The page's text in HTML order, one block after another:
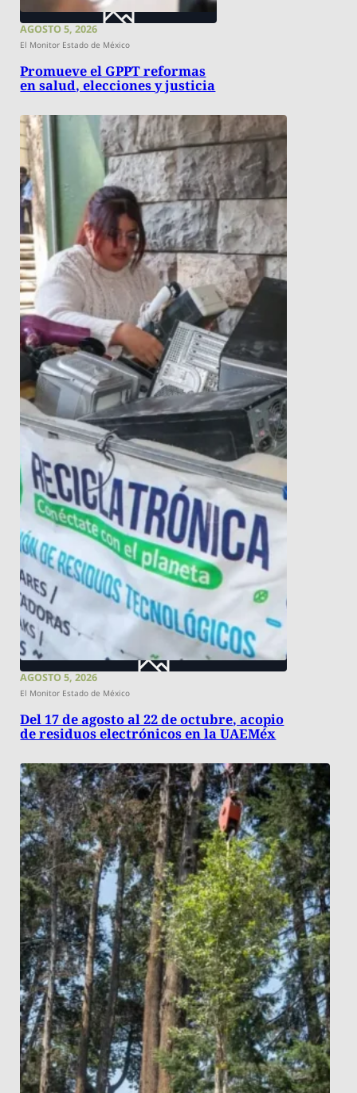
AGOSTO 5, 2026
El Monitor Estado de México
Promueve el GPPT reformas
en salud, elecciones y justicia
AGOSTO 5, 2026
El Monitor Estado de México
Del 17 de agosto al 22 de octubre, acopio
de residuos electrónicos en la UAEMéx